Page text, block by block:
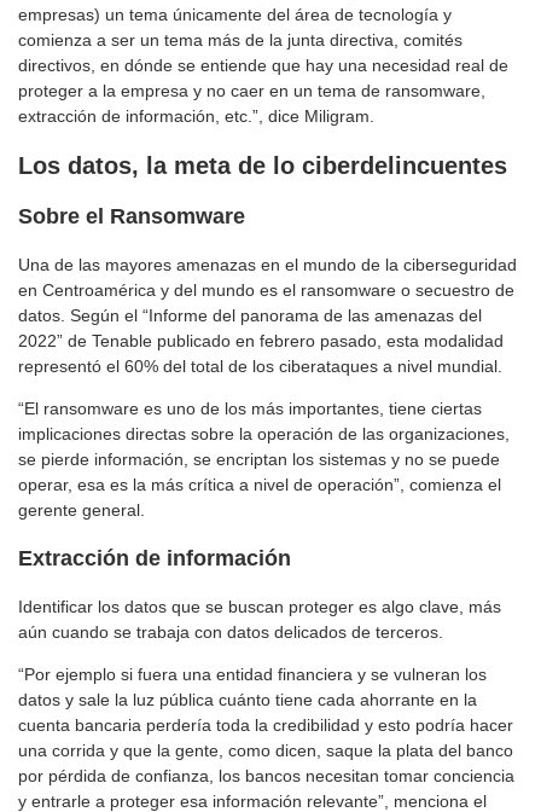
empresas) un tema únicamente del área de tecnología y
comienza a ser un tema más de la junta directiva, comités
directivos, en dónde se entiende que hay una necesidad real de
proteger a la empresa y no caer en un tema de ransomware,
extracción de información, etc.”, dice Miligram.
Los datos, la meta de lo ciberdelincuentes
Sobre el Ransomware
Una de las mayores amenazas en el mundo de la ciberseguridad
en Centroamérica y del mundo es el ransomware o secuestro de
datos. Según el “Informe del panorama de las amenazas del
2022” de Tenable publicado en febrero pasado, esta modalidad
representó el 60% del total de los ciberataques a nivel mundial.
“El ransomware es uno de los más importantes, tiene ciertas
implicaciones directas sobre la operación de las organizaciones,
se pierde información, se encriptan los sistemas y no se puede
operar, esa es la más crítica a nivel de operación”, comienza el
gerente general.
Extracción de información
Identificar los datos que se buscan proteger es algo clave, más
aún cuando se trabaja con datos delicados de terceros.
“Por ejemplo si fuera una entidad financiera y se vulneran los
datos y sale la luz pública cuánto tiene cada ahorrante en la
cuenta bancaria perdería toda la credibilidad y esto podría hacer
una corrida y que la gente, como dicen, saque la plata del banco
por pérdida de confianza, los bancos necesitan tomar conciencia
y entrarle a proteger esa información relevante”, menciona el